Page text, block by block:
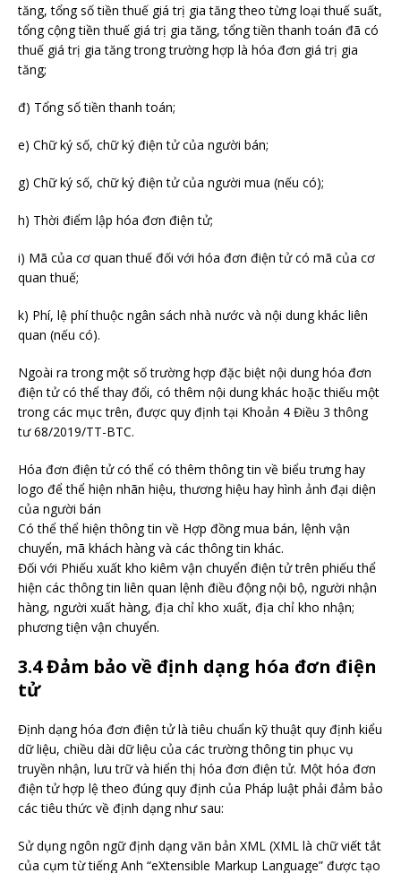
tăng, tổng số tiền thuế giá trị gia tăng theo từng loại thuế suất,
tổng cộng tiền thuế giá trị gia tăng, tổng tiền thanh toán đã có
thuế giá trị gia tăng trong trường hợp là hóa đơn giá trị gia
tăng;
đ) Tổng số tiền thanh toán;
e) Chữ ký số, chữ ký điện tử của người bán;
g) Chữ ký số, chữ ký điện tử của người mua (nếu có);
h) Thời điểm lập hóa đơn điện tử;
i) Mã của cơ quan thuế đối với hóa đơn điện tử có mã của cơ
quan thuế;
k) Phí, lệ phí thuộc ngân sách nhà nước và nội dung khác liên
quan (nếu có).
Ngoài ra trong một số trường hợp đặc biệt nội dung hóa đơn
điện tử có thể thay đổi, có thêm nội dung khác hoặc thiếu một
trong các mục trên, được quy định tại Khoản 4 Điều 3 thông
tư 68/2019/TT-BTC.
Hóa đơn điện tử có thể có thêm thông tin về biểu trưng hay
logo để thể hiện nhãn hiệu, thương hiệu hay hình ảnh đại diện
của người bán
Có thể thể hiện thông tin về Hợp đồng mua bán, lệnh vận
chuyển, mã khách hàng và các thông tin khác.
Đối với Phiếu xuất kho kiêm vận chuyển điện tử trên phiếu thể
hiện các thông tin liên quan lệnh điều động nội bộ, người nhận
hàng, người xuất hàng, địa chỉ kho xuất, địa chỉ kho nhận;
phương tiện vận chuyển.
3.4 Đảm bảo về định dạng hóa đơn điện
tử
Định dạng hóa đơn điện tử là tiêu chuẩn kỹ thuật quy định kiểu
dữ liệu, chiều dài dữ liệu của các trường thông tin phục vụ
truyền nhận, lưu trữ và hiển thị hóa đơn điện tử. Một hóa đơn
điện tử hợp lệ theo đúng quy định của Pháp luật phải đảm bảo
các tiêu thức về định dạng như sau:
Sử dụng ngôn ngữ định dạng văn bản XML (XML là chữ viết tắt
của cụm từ tiếng Anh “eXtensible Markup Language” được tạo